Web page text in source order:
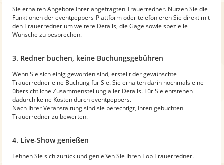
Sie erhalten Angebote Ihrer angefragten Trauerredner. Nutzen Sie die
Funktionen der eventpeppers-Plattform oder telefonieren Sie direkt mit
den Trauerredner um weitere Details, die Gage sowie spezielle
Wünsche zu besprechen.
3. Redner buchen, keine Buchungsgebühren
Wenn Sie sich einig geworden sind, erstellt der gewünschte
Trauerredner eine Buchung für Sie. Sie erhalten darin nochmals eine
übersichtliche Zusammenstellung aller Details. Für Sie entstehen
dadurch keine Kosten durch eventpeppers.
Nach Ihrer Veranstaltung sind sie berechtigt, Ihren gebuchten
Trauerredner zu bewerten.
4. Live-Show genießen
Lehnen Sie sich zurück und genießen Sie Ihren Top Trauerredner.